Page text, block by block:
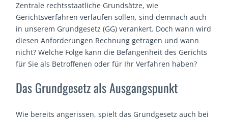
Zentrale rechtsstaatliche Grundsätze, wie
Gerichtsverfahren verlaufen sollen, sind demnach auch
in unserem Grundgesetz (GG) verankert. Doch wann wird
diesen Anforderungen Rechnung getragen und wann
nicht? Welche Folge kann die Befangenheit des Gerichts
für Sie als Betroffenen oder für Ihr Verfahren haben?
Das Grundgesetz als Ausgangspunkt
Wie bereits angerissen, spielt das Grundgesetz auch bei